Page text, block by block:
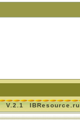
V.2.1 IBResource.ru